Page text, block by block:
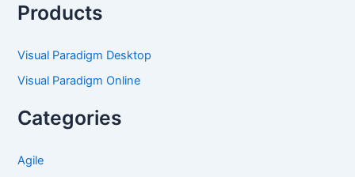
Products
Visual Paradigm Desktop
Visual Paradigm Online
Categories
Agile